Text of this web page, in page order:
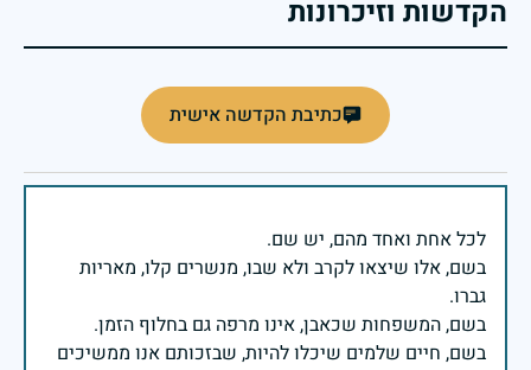
הקדשות וזיכרונות
כתיבת הקדשה אישית
בשם, אלו שיצאו לקרב ולא שבו, מנשרים קלו, מאריות
בשם, חיים שלמים שיכלו להיות, שבזכותם אנו ממשיכים